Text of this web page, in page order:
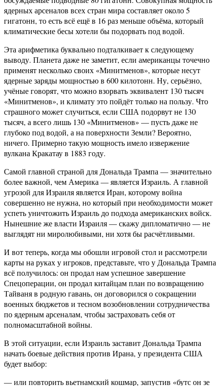
ядерных арсеналов всех стран мира составляет около 5
гигатонн, то есть всё ещё в 16 раз меньше объёма, который
климатические бесы хотели бы подорвать под водой.
Эта арифметика буквально подталкивает к следующему
выводу. Планета даже не заметит, если американцы точечно
применят несколько своих «Минитменов», которые несут
ядерные заряды мощностью в 600 килотонн. Ну, серьёзно,
учёные говорят, что можно взорвать эквивалент 130 тысяч
«Минитменов», и климату это пойдёт только на пользу. Что
страшного может случиться, если США подорвут не 130
тысяч, а всего лишь 130 «Минитменов» — пусть даже не
глубоко под водой, а на поверхности Земли? Вероятно,
ничего. Примерно такую мощность имело извержение
вулкана Кракатау в 1883 году.
Самой главной страной для Дональда Трампа — значительно
более важной, чем Америка — является Израиль. А главной
угрозой для Израиля является Иран, которому война
совершенно не нужна, но который при необходимости может
успеть уничтожить Израиль до подхода американских войск.
Нынешние же власти Израиля — скажу дипломатично — не
выглядят ни миролюбивыми, ни хотя бы расчётливыми.
И вот теперь, когда мы обошли игровой стол и рассмотрели
карты на руках у игроков, представьте, что у Дональда Трампа
всё получилось: он продал нам успешное завершение
Спецоперации, он продал китайцам план по возвращению
Тайваня в родную гавань, он договорился о сокращении
военных бюджетов и тесном возобновлении сотрудничества
по ядерным арсеналам, чтобы застраховать себя от
полномасштабной войны.
В этой ситуации, если Израиль заставит Дональда Трампа
начать боевые действия против Ирана, у президента США
будет выбор:
— или повторить вьетнамский кошмар, запустив «бутс он зе